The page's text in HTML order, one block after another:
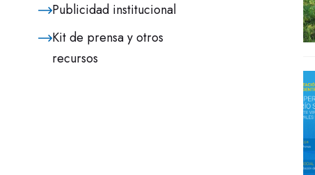
Publicidad institucional
Kit de prensa y otros
recursos